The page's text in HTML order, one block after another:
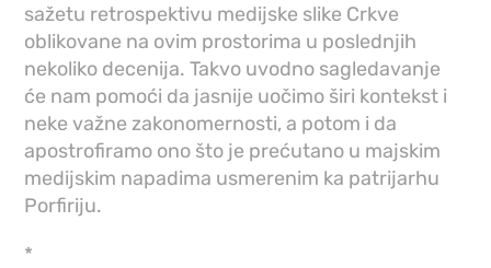
sažetu retrospektivu medijske slike Crkve
oblikovane na ovim prostorima u poslednjih
nekoliko decenija. Takvo uvodno sagledavanje
će nam pomoći da jasnije uočimo širi kontekst i
neke važne zakonomernosti, a potom i da
apostrofiramo ono što je prećutano u majskim
medijskim napadima usmerenim ka patrijarhu
Porfiriju.
*